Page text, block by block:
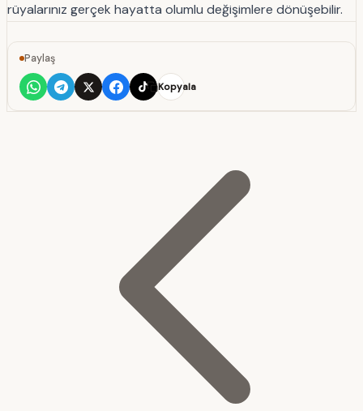
rüyalarınız gerçek hayatta olumlu değişimlere dönüşebilir.
Paylaş
Kopyala